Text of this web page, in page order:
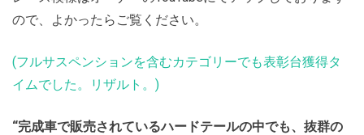
ので、よかったらご覧ください。
(フルサスペンションを含むカテゴリーでも表彰台獲得タ
イムでした。リザルト。)
“完成車で販売されているハードテールの中でも、抜群の